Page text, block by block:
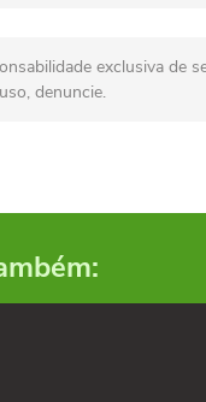
exclusiva de
denuncie.